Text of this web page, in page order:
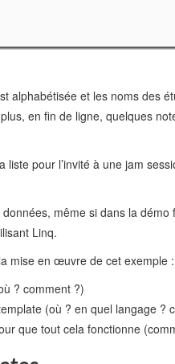
alphabétisée et les noms des
en fin de ligne, quelques
pour l’invité à une jam
même si dans la démo
Linq.
mise en œuvre de cet exemple :
? comment ?)
(où ? en quel langage ?
que tout cela fonctionne